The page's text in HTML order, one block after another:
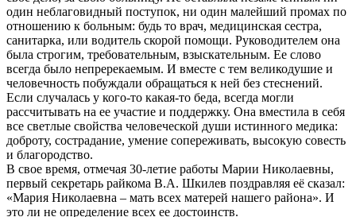
один неблаговидный поступок, ни один малейший промах по
отношению к больным: будь то врач, медицинская сестра,
санитарка, или водитель скорой помощи. Руководителем она
была строгим, требовательным, взыскательным. Ее слово
всегда было непререкаемым. И вместе с тем великодушие и
человечность побуждали обращаться к ней без стеснений.
Если случалась у кого-то какая-то беда, всегда могли
рассчитывать на ее участие и поддержку. Она вместила в себя
все светлые свойства человеческой души истинного медика:
доброту, сострадание, умение сопереживать, высокую совесть
и благородство.
В свое время, отмечая 30-летие работы Марии Николаевны,
первый секретарь райкома В.А. Шкилев поздравляя её сказал:
«Мария Николаевна – мать всех матерей нашего района». И
это ли не определение всех ее достоинств.